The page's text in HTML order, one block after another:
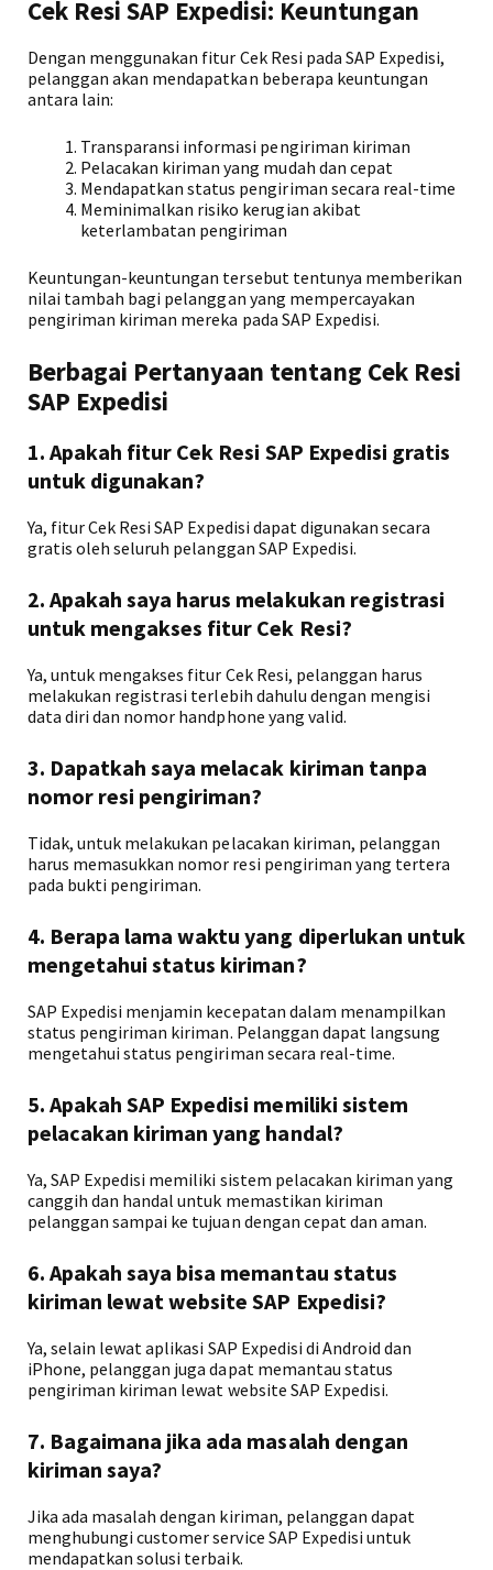
Cek Resi SAP Expedisi: Keuntungan
Dengan menggunakan fitur Cek Resi pada SAP Expedisi,
pelanggan akan mendapatkan beberapa keuntungan
antara lain:
Transparansi informasi pengiriman kiriman
Pelacakan kiriman yang mudah dan cepat
Mendapatkan status pengiriman secara real-time
Meminimalkan risiko kerugian akibat
keterlambatan pengiriman
Keuntungan-keuntungan tersebut tentunya memberikan
nilai tambah bagi pelanggan yang mempercayakan
pengiriman kiriman mereka pada SAP Expedisi.
Berbagai Pertanyaan tentang Cek Resi
SAP Expedisi
1. Apakah fitur Cek Resi SAP Expedisi gratis
untuk digunakan?
Ya, fitur Cek Resi SAP Expedisi dapat digunakan secara
gratis oleh seluruh pelanggan SAP Expedisi.
2. Apakah saya harus melakukan registrasi
untuk mengakses fitur Cek Resi?
Ya, untuk mengakses fitur Cek Resi, pelanggan harus
melakukan registrasi terlebih dahulu dengan mengisi
data diri dan nomor handphone yang valid.
3. Dapatkah saya melacak kiriman tanpa
nomor resi pengiriman?
Tidak, untuk melakukan pelacakan kiriman, pelanggan
harus memasukkan nomor resi pengiriman yang tertera
pada bukti pengiriman.
4. Berapa lama waktu yang diperlukan untuk
mengetahui status kiriman?
SAP Expedisi menjamin kecepatan dalam menampilkan
status pengiriman kiriman. Pelanggan dapat langsung
mengetahui status pengiriman secara real-time.
5. Apakah SAP Expedisi memiliki sistem
pelacakan kiriman yang handal?
Ya, SAP Expedisi memiliki sistem pelacakan kiriman yang
canggih dan handal untuk memastikan kiriman
pelanggan sampai ke tujuan dengan cepat dan aman.
6. Apakah saya bisa memantau status
kiriman lewat website SAP Expedisi?
Ya, selain lewat aplikasi SAP Expedisi di Android dan
iPhone, pelanggan juga dapat memantau status
pengiriman kiriman lewat website SAP Expedisi.
7. Bagaimana jika ada masalah dengan
kiriman saya?
Jika ada masalah dengan kiriman, pelanggan dapat
menghubungi customer service SAP Expedisi untuk
mendapatkan solusi terbaik.